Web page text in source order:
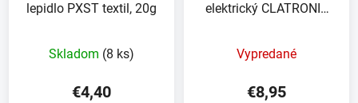
lepidlo PXST textil, 20g
Skladom (8 ks)
€4,40
elektrický CLATRONIC
Vypredané
€8,95